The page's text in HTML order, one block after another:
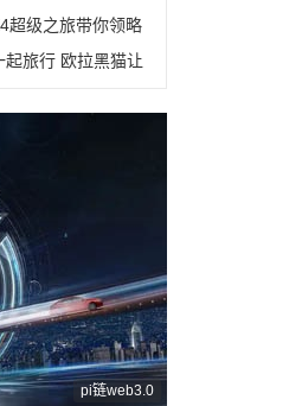
超级之旅带你领略
旅行 欧拉黑猫让
pi链web3.0